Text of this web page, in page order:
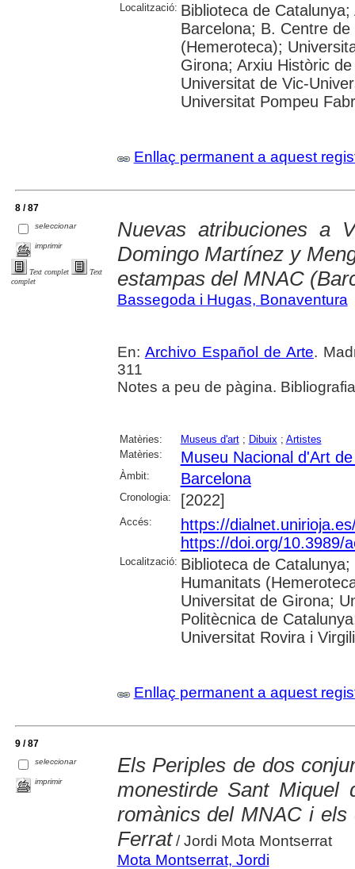
Localització: Biblioteca de
Barcelona; B. Centre
(Hemeroteca);
Girona; Arxiu Històric
Universitat de Vic-
Universitat Pompeu
Enllaç permanent a aquest
8 / 87
seleccionar
imprimir
Text complet
Text
complet
Nuevas atribuciones a
Domingo Martínez y
estampas del MNAC
Bassegoda i Hugas, Bonaventura
En: Archivo Español de Arte.
311
Notes a peu de pàgina.
Matèries: Museus d'art; Dibuix ; Artistes
Matèries:
Museu Nacional d'Art
Àmbit: Barcelona
Cronologia: [2022]
Accés:
https://
https://doi.org/10.3989/
Localització: Biblioteca de
Humanitats
Universitat de Girona;
Politècnica de
Universitat Rovira i Virgili
Enllaç permanent a aquest
9 / 87
seleccionar
imprimir
Els Periples de dos
monestirde Sant
romànics del MNAC i els
Ferrat/ Jordi Mota Montserrat
Mota Montserrat, Jordi